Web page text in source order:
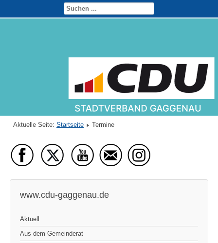
Aktuelle Seite: Startseite Termine
www.cdu-gaggenau.de
Aktuell
Aus dem Gemeinderat